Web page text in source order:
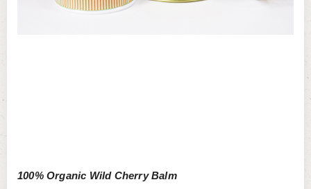
100% Organic Wild Cherry Balm